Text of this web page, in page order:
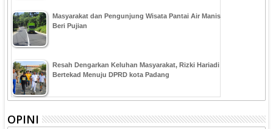
Masyarakat dan Pengunjung Wisata Pantai Air Manis
Beri Pujian
Resah Dengarkan Keluhan Masyarakat, Rizki Hariadi
Bertekad Menuju DPRD kota Padang
OPINI